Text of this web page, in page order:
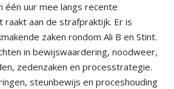
één uur mee langs recente
raakt aan de strafpraktijk. Er is
zaken rondom Ali B en Stint.
in bewijswaardering, noodweer,
zedenzaken en processtrategie.
steunbewijs en proceshouding